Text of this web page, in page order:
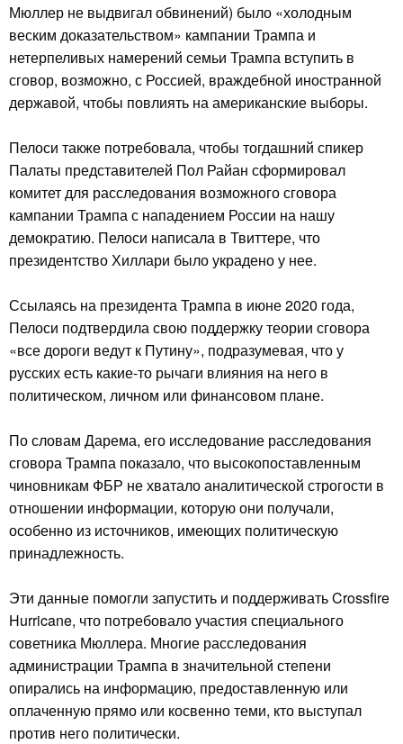
Мюллер не выдвигал обвинений) было «холодным
веским доказательством» кампании Трампа и
нетерпеливых намерений семьи Трампа вступить в
сговор, возможно, с Россией, враждебной иностранной
державой, чтобы повлиять на американские выборы.
Пелоси также потребовала, чтобы тогдашний спикер
Палаты представителей Пол Райан сформировал
комитет для расследования возможного сговора
кампании Трампа с нападением России на нашу
демократию. Пелоси написала в Твиттере, что
президентство Хиллари было украдено у нее.
Ссылаясь на президента Трампа в июне 2020 года,
Пелоси подтвердила свою поддержку теории сговора
«все дороги ведут к Путину», подразумевая, что у
русских есть какие-то рычаги влияния на него в
политическом, личном или финансовом плане.
По словам Дарема, его исследование расследования
сговора Трампа показало, что высокопоставленным
чиновникам ФБР не хватало аналитической строгости в
отношении информации, которую они получали,
особенно из источников, имеющих политическую
принадлежность.
Эти данные помогли запустить и поддерживать Crossfire
Hurricane, что потребовало участия специального
советника Мюллера. Многие расследования
администрации Трампа в значительной степени
опирались на информацию, предоставленную или
оплаченную прямо или косвенно теми, кто выступал
против него политически.